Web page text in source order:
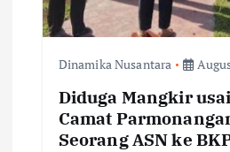
Dinamika Nusantara
Diduga Mangkir
Camat
Seorang ASN ke